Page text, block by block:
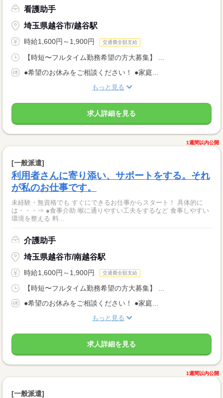
看護助手
埼玉県越谷市/越谷駅
時給1,600円～1,900円 交通費全額支給
【時短〜フルタイム勤務希望の方大募集】 ...
●希望のお休みをご相談ください！ ●家庭...
もっと見る
求人詳細を見る
1週間以内公開
[一般派遣]
利用者さんに寄り添い、サポートをする。それ
が私のお仕事です。
未経験・無資格でも すぐにできるお仕事からスタート！ 具体的に
は・・・⇒ ●食事介助 喉に通りやすい工夫をするなど 食事しやすい
環境を整える 料...
介護助手
埼玉県越谷市/南越谷駅
時給1,600円～1,900円 交通費全額支給
【時短〜フルタイム勤務希望の方大募集】 ...
●希望のお休みをご相談ください！ ●家庭...
もっと見る
求人詳細を見る
1週間以内公開
[一般派遣]